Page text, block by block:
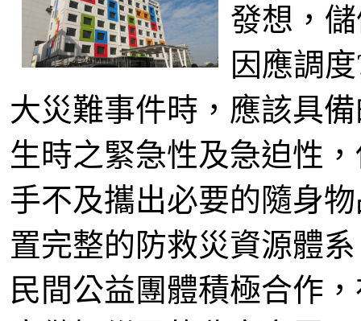
發想，
因應調
大災難事件時，應該具
生時之緊急性及急迫性
手不及攜出必要的隨身
置完整的防救災資源體
民間公益團體積極合作